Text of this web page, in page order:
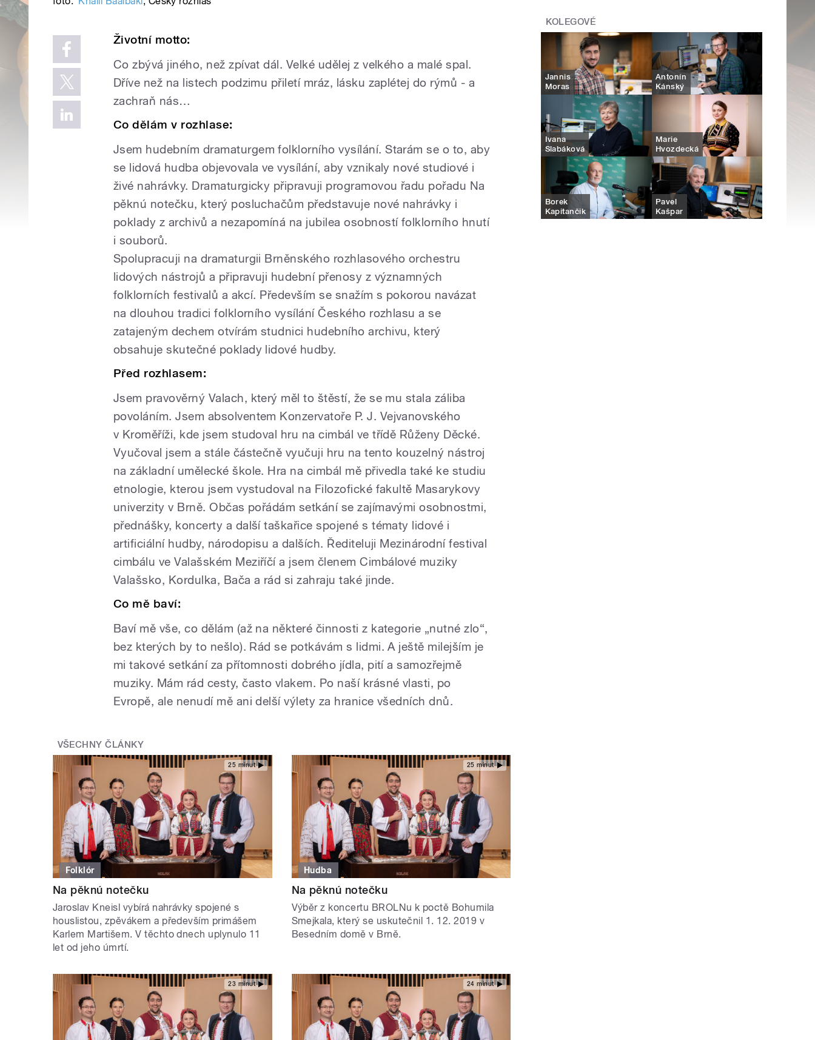
Životní motto:
Co zbývá jiného, než zpívat dál. Velké udělej z velkého a malé spal.
Dříve než na listech podzimu přiletí mráz, lásku zaplétej do rýmů - a
zachraň nás…
Co dělám v rozhlase:
Jsem hudebním dramaturgem folklorního vysílání. Starám se o to, aby
se lidová hudba objevovala ve vysílání, aby vznikaly nové studiové i
živé nahrávky. Dramaturgicky připravuji programovou řadu pořadu Na
pěknú notečku, který posluchačům představuje nové nahrávky i
poklady z archivů a nezapomíná na jubilea osobností folklorního hnutí
i souborů.
Spolupracuji na dramaturgii Brněnského rozhlasového orchestru
lidových nástrojů a připravuji hudební přenosy z významných
folklorních festivalů a akcí. Především se snažím s pokorou navázat
na dlouhou tradici folklorního vysílání Českého rozhlasu a se
zatajeným dechem otvírám studnici hudebního archivu, který
obsahuje skutečné poklady lidové hudby.
Před rozhlasem:
Jsem pravověrný Valach, který měl to štěstí, že se mu stala záliba
povoláním. Jsem absolventem Konzervatoře P. J. Vejvanovského
v Kroměříži, kde jsem studoval hru na cimbál ve třídě Růženy Děcké.
Vyučoval jsem a stále částečně vyučuji hru na tento kouzelný nástroj
na základní umělecké škole. Hra na cimbál mě přivedla také ke studiu
etnologie, kterou jsem vystudoval na Filozofické fakultě Masarykovy
univerzity v Brně. Občas pořádám setkání se zajímavými osobnostmi,
přednášky, koncerty a další taškařice spojené s tématy lidové i
artificiální hudby, národopisu a dalších. Řediteluji Mezinárodní festival
cimbálu ve Valašském Meziříčí a jsem členem Cimbálové muziky
Valašsko, Kordulka, Bača a rád si zahraju také jinde.
Co mě baví:
Baví mě vše, co dělám (až na některé činnosti z kategorie „nutné zlo“,
bez kterých by to nešlo). Rád se potkávám s lidmi. A ještě milejším je
mi takové setkání za přítomnosti dobrého jídla, pití a samozřejmě
muziky. Mám rád cesty, často vlakem. Po naší krásné vlasti, po
Evropě, ale nenudí mě ani delší výlety za hranice všedních dnů.
VŠECHNY ČLÁNKY
25 minut
Folklór
Na pěknú notečku
Jaroslav Kneisl vybírá nahrávky spojené s
houslistou, zpěvákem a především primášem
Karlem Martišem. V těchto dnech uplynulo 11
let od jeho úmrtí.
25 minut
Hudba
Na pěknú notečku
Výběr z koncertu BROLNu k poctě Bohumila
Smejkala, který se uskutečnil 1. 12. 2019 v
Besedním domě v Brně.
23 minut 24 minut
KOLEGOVÉ
Jannis
Moras
Antonín
Kánský
Ivana
Slabáková
Marie
Hvozdecká
Borek
Kapitančik
Pavel
Kašpar